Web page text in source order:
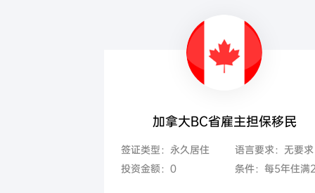
加拿大BC省雇主担保移民
签证类型：永久居住
语言要求：无要求
投资金额：0
条件：每5年住满